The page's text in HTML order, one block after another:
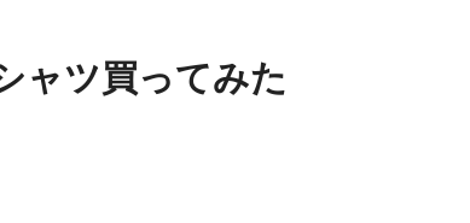
ャツ買ってみた